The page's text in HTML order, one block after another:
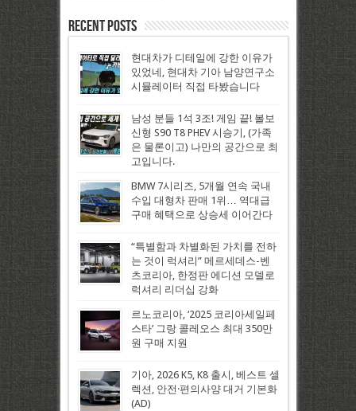
Recent Posts
현대차가 디테일에 강한 이유가
있었네, 현대차 기아 남양연구소
시뮬레이터 직접 타봤습니다
남성 분들 1석 3조! 게임 끝! 볼보
신형 S90 T8 PHEV 시승기, (가족
은 물론이고) 나만의 공간으로 최
고입니다.
BMW 7시리즈, 5개월 연속 국내
수입 대형차 판매 1위… 역대급
구매 혜택으로 상승세 이어간다
“특별함과 차별화된 가치를 전하
는 것이 럭셔리” 메르세데스-벤
츠코리아, 한정판 에디션 모델로
럭셔리 리더십 강화
르노코리아, ‘2025 코리아세일페
스타’ 그랑 콜레오스 최대 350만
원 구매 지원
기아, 2026 K5, K8 출시, 베스트 셀
렉션, 안전·편의사양 대거 기본화
(AD)